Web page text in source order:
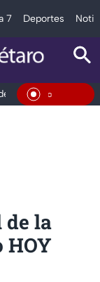
7 Deportes
Clima En Vivo
de la
HOY